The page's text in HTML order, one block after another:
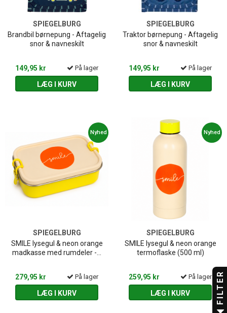
SPIEGELBURG
Brandbil børnepung - Aftagelig
snor & navneskilt
149,95 kr På lager
LÆG I KURV
SPIEGELBURG
Traktor børnepung - Aftagelig
snor & navneskilt
149,95 kr På lager
LÆG I KURV
Nyhed
SPIEGELBURG
SMILE lysegul & neon orange
madkasse med rumdeler -...
279,95 kr På lager
LÆG I KURV
Nyhed
SPIEGELBURG
SMILE lysegul & neon orange
termoflaske (500 ml)
259,95 kr På lager
LÆG I KURV FILTER